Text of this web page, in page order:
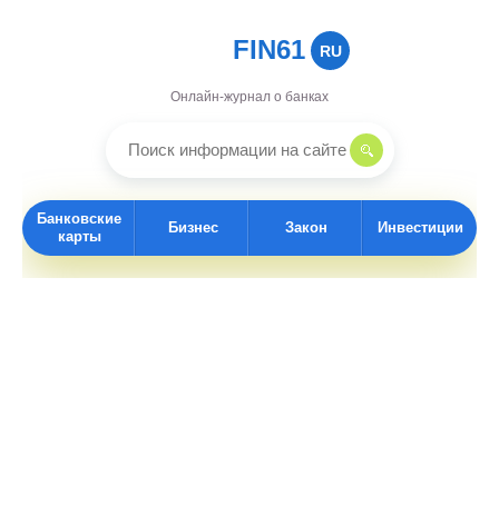
FIN61 RU
Онлайн-журнал о банках
Банковские
карты
Бизнес Закон Инвестиции